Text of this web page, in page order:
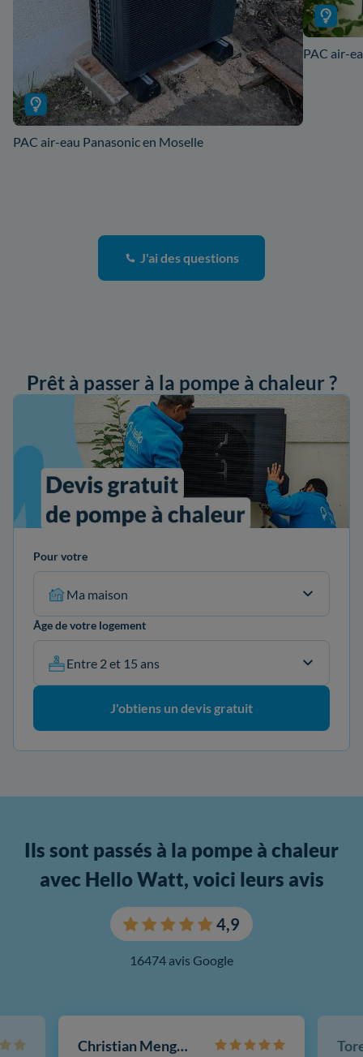
PAC air-eau Panasonic en Moselle
PAC air-
J'ai des questions
Prêt à passer à la pompe à chaleur ?
Pour votre
Ma maison
Âge de votre logement
Entre 2 et 15 ans
J'obtiens un devis gratuit
Ils sont passés à la pompe à chaleur
avec Hello Watt, voici leurs avis
4,9
16474 avis Google
Christian Mengotti